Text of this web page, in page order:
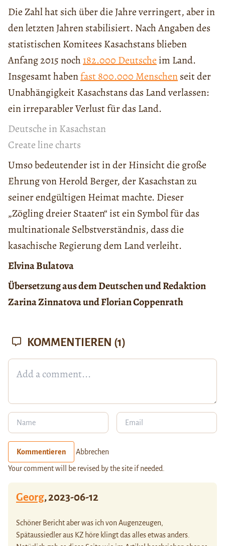
Die Zahl hat sich über die Jahre verringert, aber in
den letzten Jahren stabilisiert. Nach Angaben des
statistischen Komitees Kasachstans blieben
Anfang 2015 noch182.000 Deutsche im Land.
Insgesamt habenfast 800.000 Menschenseit der
Unabhängigkeit Kasachstans das Land verlassen:
ein irreparabler Verlust für das Land.
Deutsche in Kasachstan
Create line charts
Umso bedeutender ist in der Hinsicht die große
Ehrung von Herold Berger, der Kasachstan zu
seiner endgültigen Heimat machte. Dieser
„Zögling dreier Staaten“ ist ein Symbol für das
multinationale Selbstverständnis, dass die
kasachische Regierung dem Land verleiht.
Elvina Bulatova
Übersetzung aus dem Deutschen und Redaktion
Zarina Zinnatova und Florian Coppenrath
KOMMENTIEREN (1)
Kommentieren Abbrechen
Your comment will be revised by the site if needed.
Georg,2023-06-12
Schöner Bericht aber was ich von Augenzeugen,
Spätaussiedler aus KZ höre klingt das alles etwas anders.